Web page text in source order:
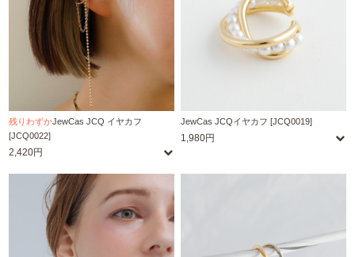
残りわずかJewCas JCQ イヤカフ
[JCQ0022]
2,420円
JewCas JCQイヤカフ [JCQ0019]
1,980円